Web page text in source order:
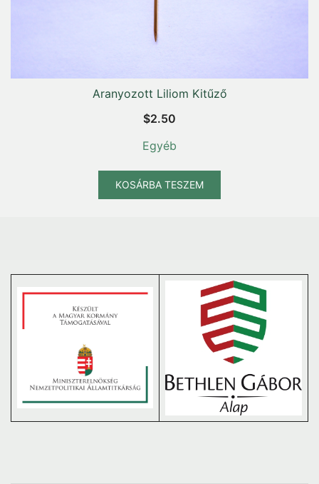
Aranyozott Liliom Kitűző
$2.50
Egyéb
KOSÁRBA TESZEM